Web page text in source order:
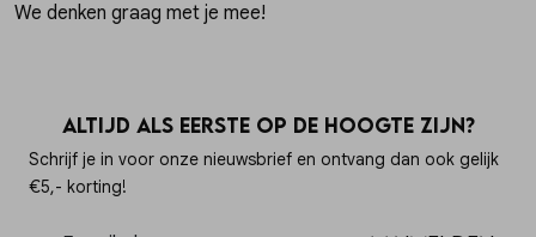
We denken graag met je mee!
Altijd als eerste op de hoogte zijn?
Schrijf je in voor onze nieuwsbrief en ontvang dan ook gelijk
€5,- korting!